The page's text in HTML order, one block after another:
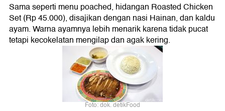
Sama seperti menu poached, hidangan Roasted Chicken
Set (Rp 45.000), disajikan dengan nasi Hainan, dan kaldu
ayam. Warna ayamnya lebih menarik karena tidak pucat
tetapi kecokelatan mengilap dan agak kering.
Foto: dok. detikFood